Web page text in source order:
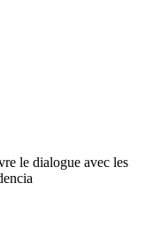
le dialogue avec les